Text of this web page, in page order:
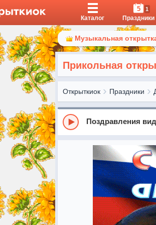
Каталог
5 1
Праздники
Музыкальная
Прикольная
Открыткиок Праздники
Поздравления